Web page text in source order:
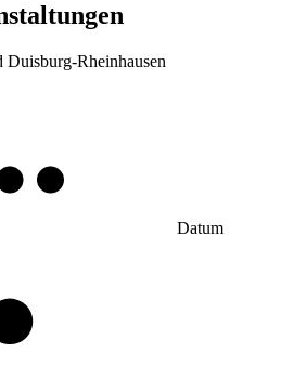
Duisburg-Rheinhausen
Datum